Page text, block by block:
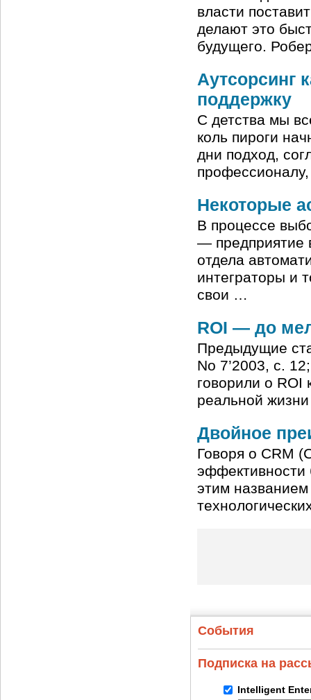
власти
делают это
будущего.
Аутсорсинг
поддержку
С детства мы
коль пироги
дни подход,
Некоторые
В процессе
— предприятие
отдела
интеграторы и
свои …
ROI — до
Предыдущие
No 7’2003, с.
говорили о ROI
реальной
Двойное
Говоря о CRM
эффективности
этим
События
Подписка на
Intelligent